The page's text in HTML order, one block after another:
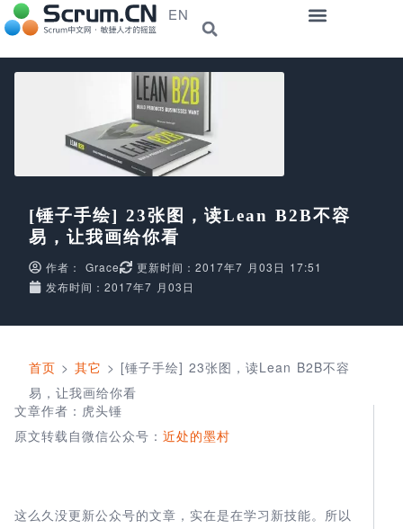
EN
[锤子手绘] 23张图，读Lean B2B不容
易，让我画给你看
作者： Grace
更新时间：2017年7 月03日 17:51
发布时间：2017年7 月03日
首页 > 其它 > [锤子手绘] 23张图，读Lean B2B不容
易，让我画给你看
文章作者：虎头锤
原文转载自微信公众号： 近处的墨村
这么久没更新公众号的文章，实在是在学习新技能。所以